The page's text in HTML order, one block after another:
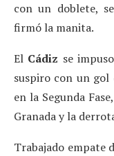
con un doblete,
firmó la manita.
El Cádiz se
suspiro con un
en la Segunda
Granada y la
Trabajado empate